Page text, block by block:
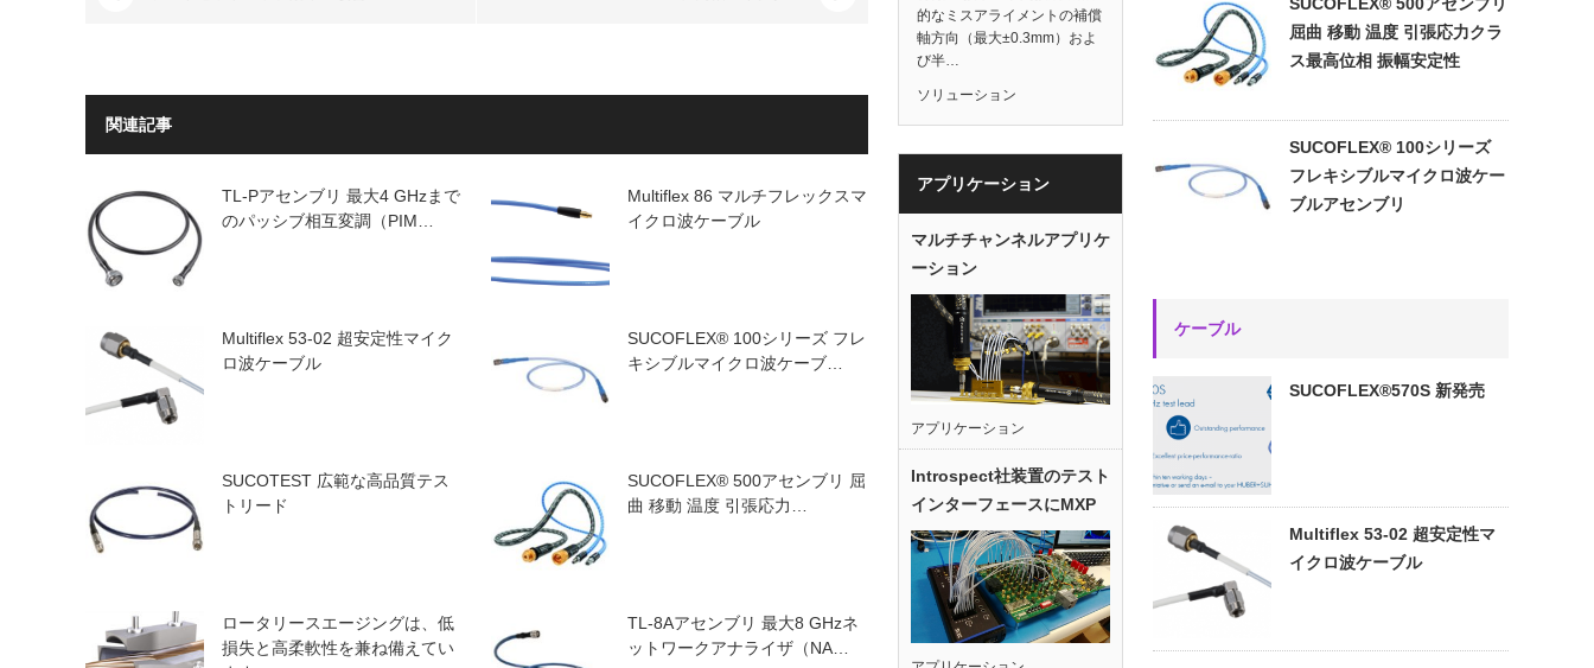
関連記事
TL-Pアセンブリ 最大4 GHzまで
のパッシブ相互変調（PIM…
Multiflex 86 マルチフレックスマ
イクロ波ケーブル
Multiflex 53-02 超安定性マイク
ロ波ケーブル
SUCOFLEX® 100シリーズ フレ
キシブルマイクロ波ケーブ…
SUCOTEST 広範な高品質テス
トリード
SUCOFLEX® 500アセンブリ 屈
曲 移動 温度 引張応力…
ロータリースエージングは​​、低
損失と高柔軟性を兼ね備えてい
TL-8Aアセンブリ 最大8 GHzネ
ットワークアナライザ（NA…
的なミスアライメントの補償
軸方向（最大±0.3mm）およ
び半…
ソリューション
アプリケーション
マルチチャンネルアプリケ
ーション
アプリケーション
Introspect社装置のテスト
インターフェースにMXP
屈曲 移動 温度 引張応力クラ
ス最高位相 振幅安定性
SUCOFLEX® 100シリーズ
フレキシブルマイクロ波ケー
ブルアセンブリ
ケーブル
SUCOFLEX®570S 新発売
Multiflex 53-02 超安定性マ
イクロ波ケーブル